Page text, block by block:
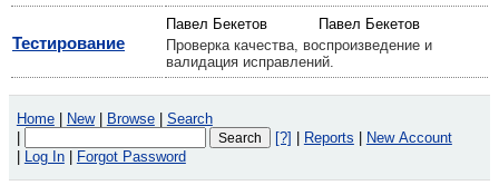
Тестирование
Павел Бекетов
Павел Бекетов
Проверка качества, воспроизведение и
валидация исправлений.
Home New Browse
Search
[?] Reports
New Account
Log In Forgot Password